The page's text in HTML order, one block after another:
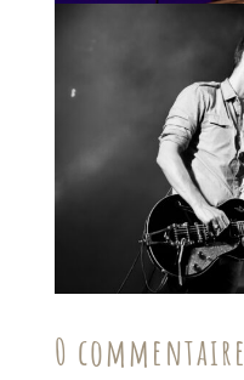
0 commentaire